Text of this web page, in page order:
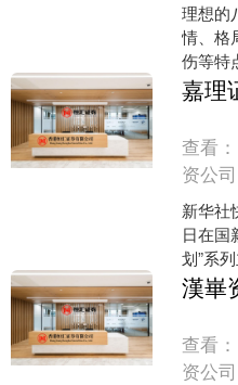
理想的
情、格
伤等特
绍：
中五行
查看：
资公司
新华社
日在国
划”系
五”期
7900多
查看：
资公司